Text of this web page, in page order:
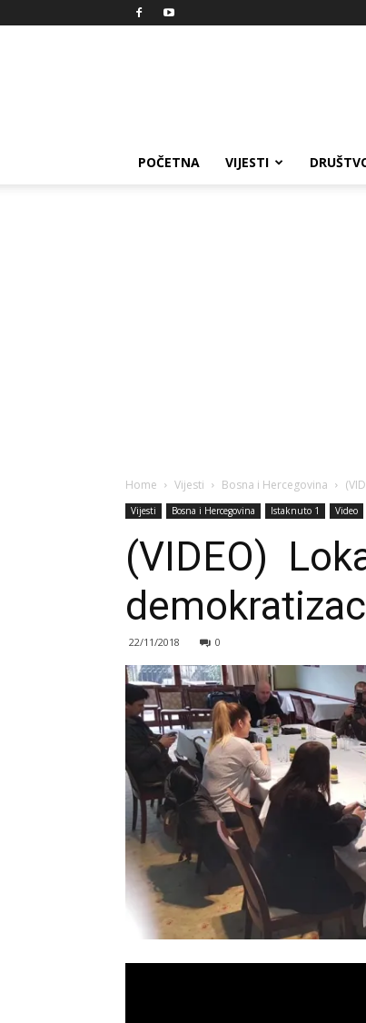
POČETNA VIJESTI
Home Vijesti Bosna i Hercegovina
Vijesti Bosna i Hercegovina Istaknuto 1 Video
(VIDEO)
22/11/2018 0